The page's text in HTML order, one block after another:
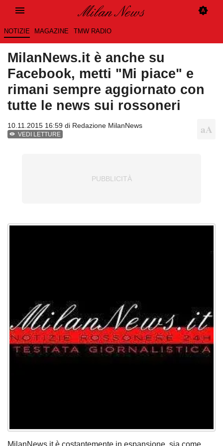
NOTIZIE MAGAZINE TMW RADIO
MilanNews.it è anche su
Facebook, metti "Mi piace" e
rimani sempre aggiornato con
tutte le news sui rossoneri
10.11.2015 16:59 di Redazione MilanNews
VEDI LETTURE
MilanNews.it è costantemente in espansione, sia come